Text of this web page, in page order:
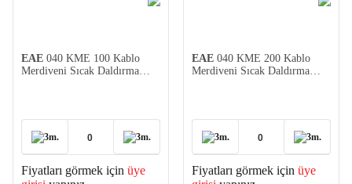
EAE 040 KME 100 Kablo
Merdiveni Sıcak Daldırma
3m.
3m.
Fiyatları görmek için üye
EAE 040 KME 200 Kablo
Merdiveni Sıcak Daldırma
3m.
3m.
Fiyatları görmek için üye